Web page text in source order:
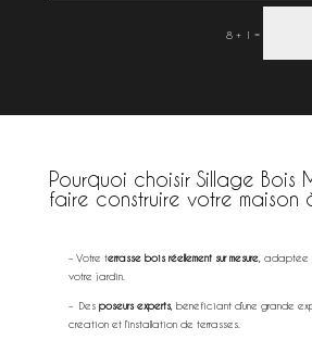
8 + 1 =
Pourquoi choisir Sillage Bois
faire construire votre maison
– Votre terrasse bois réellement sur mesure, adaptée
votre jardin.
– Des poseurs experts, bénéficiant d’une grande
création et l’installation de terrasses.